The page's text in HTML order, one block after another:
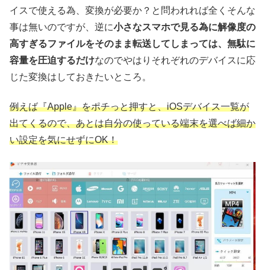
イスで使える為、変換が必要か？と問われれば全くそんな
事は無いのですが、逆に小さなスマホで見る為に解像度の
高すぎるファイルをそのまま転送してしまっては、無駄に
容量を圧迫するだけなのでやはりそれぞれのデバイスに応
じた変換はしておきたいところ。
例えば『Apple』をポチっと押すと、iOSデバイス一覧が
出てくるので、あとは自分の使っている端末を選べば細か
い設定を気にせずにOK！